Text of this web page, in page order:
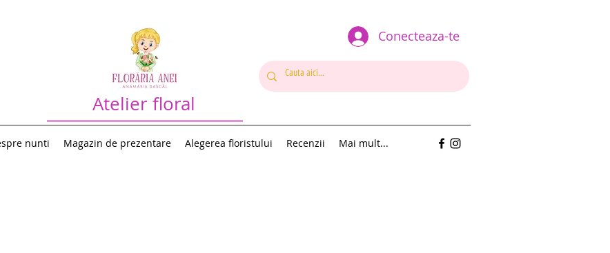
Atelier floral
Conecteaza-te
nunti Magazin de prezentare Alegerea floristului Recenzii Mai mult...